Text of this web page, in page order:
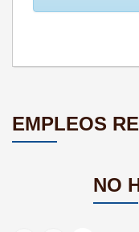
EMPLEOS
NO